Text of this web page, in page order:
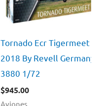
Tornado Ecr Tigermeet
2018 By Revell Germany
3880 1/72
$945.00
Aviones